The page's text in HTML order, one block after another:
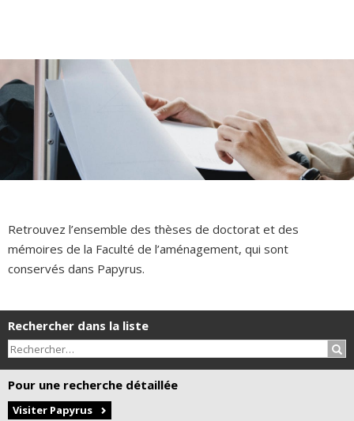
Retrouvez l’ensemble des thèses de doctorat et des
mémoires de la Faculté de l’aménagement, qui sont
conservés dans Papyrus.
Rechercher dans la liste
Pour une recherche détaillée
Visiter Papyrus